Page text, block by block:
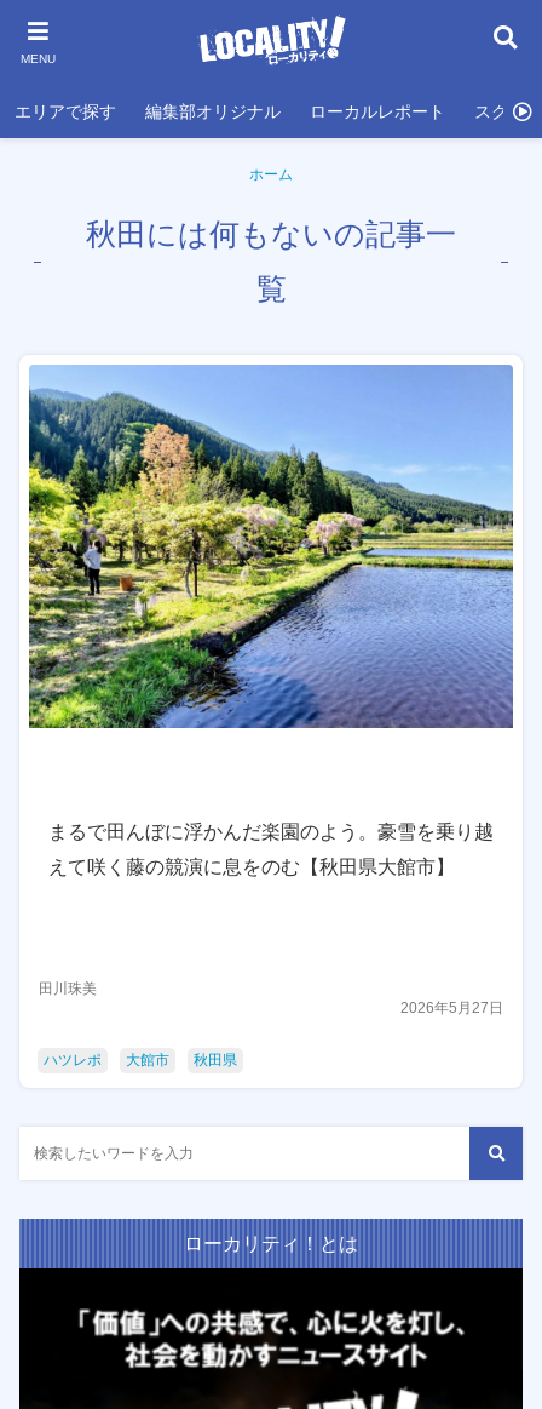
MENU
エリアで探す 編集部オリジナル ローカルレポート スクール
ホーム
秋田には何もないの記事一
覧
まるで田んぼに浮かんだ楽園のよう。豪雪を乗り越
えて咲く藤の競演に息をのむ【秋田県大館市】
田川珠美
2026年5月27日
ハツレポ 大館市 秋田県
ローカリティ！とは